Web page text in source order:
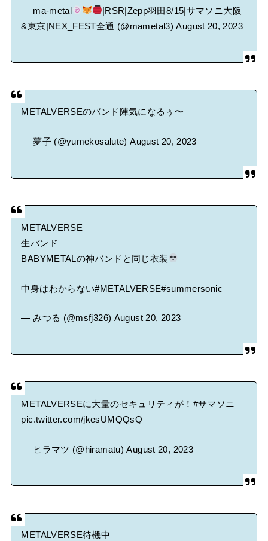
— ma-metal
|RSR|Zepp羽田8/15|サマソニ大阪
&東京|NEX_FEST全通 (@mametal3)August 20, 2023
METALVERSEのバンド陣気になるぅ〜
— 夢子 (@yumekosalute)August 20, 2023
METALVERSE
生バンド
BABYMETALの神バンドと同じ衣装
中身はわからない#METALVERSE#summersonic
— みつる (@msfj326) August 20, 2023
METALVERSEに大量のセキュリティが！ #サマソニ
pic.twitter.com/jkesUMQQsQ
— ヒラマツ (@hiramatu)August 20, 2023
METALVERSE待機中